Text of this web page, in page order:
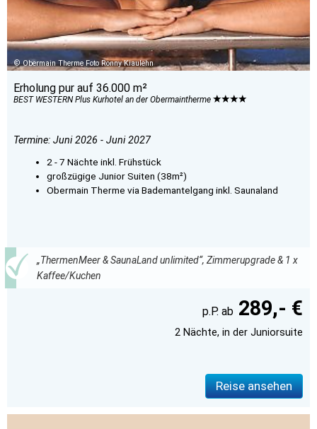
Obermain Therme Foto Ronny Kiaulehn
Erholung pur auf 36.000 m²
BEST WESTERN Plus Kurhotel an der Obermaintherme
Termine: Juni 2026 - Juni 2027
2 - 7 Nächte inkl. Frühstück
großzügige Junior Suiten (38m²)
Obermain Therme via Bademantelgang inkl. Saunaland
„ThermenMeer & SaunaLand unlimited“, Zimmerupgrade & 1 x
Kaffee/Kuchen
289,- €
2 Nächte, in der Juniorsuite
Reise ansehen